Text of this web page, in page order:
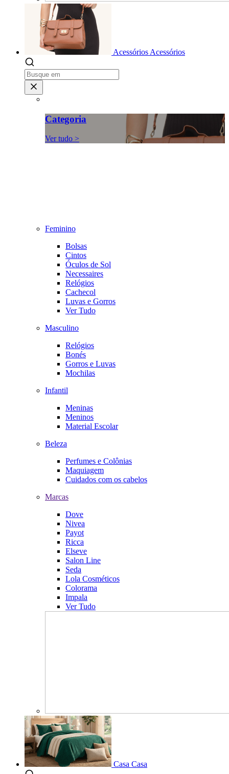
Acessórios Acessórios
Categoria
Ver tudo >
Feminino
Bolsas
Cintos
Óculos de Sol
Necessaires
Relógios
Cachecol
Luvas e Gorros
Ver Tudo
Masculino
Relógios
Bonés
Gorros e Luvas
Mochilas
Infantil
Meninas
Meninos
Material Escolar
Beleza
Perfumes e Colônias
Maquiagem
Cuidados com os cabelos
Marcas
Dove
Nivea
Payot
Ricca
Elseve
Salon Line
Seda
Lola Cosméticos
Colorama
Impala
Ver Tudo
Casa Casa